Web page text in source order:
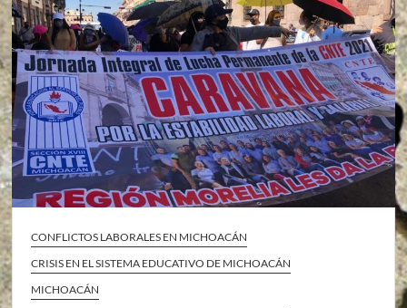
CONFLICTOS LABORALES EN MICHOACÁN
CRISIS EN EL SISTEMA EDUCATIVO DE MICHOACÁN
MICHOACÁN